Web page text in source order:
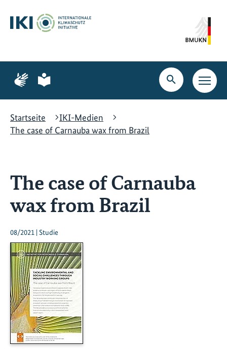
Hauptinhalt
springen
Suche
springen
Hauptnavigation
springen
Zur
Seite
Gebärdensprache
Zur
Seite
leichte
Suche
öffnen
Startseite
IKI-Medien
The case of Carnauba wax from Brazil
The case of Carnauba
wax from Brazil
08/2021 | Studie